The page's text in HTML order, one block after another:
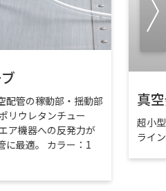
配管の稼動部・揺動部
リウレタンチュー
ア機器への反発力が
に最適。 カラー：1
真
超小
ライ